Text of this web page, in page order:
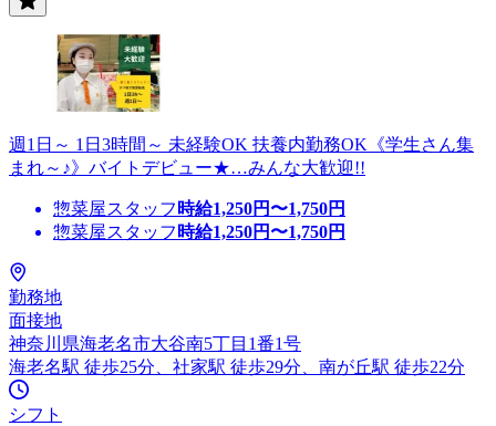
週1日～ 1日3時間～ 未経験OK 扶養内勤務OK《学生さん集
まれ～♪》バイトデビュー★…みんな大歓迎!!
惣菜屋スタッフ 時給1,250円〜1,750円
惣菜屋スタッフ 時給1,250円〜1,750円
勤務地
面接地
神奈川県海老名市大谷南5丁目1番1号
海老名駅 徒歩25分、社家駅 徒歩29分、南が丘駅 徒歩22分
シフト